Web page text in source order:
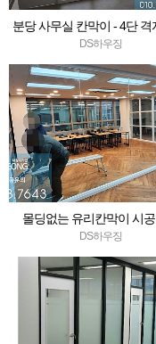
분당 사무실 칸막이 - 4단 격
이 시공
DS하우징
몰딩없는 유리칸막이 시
DS하우징